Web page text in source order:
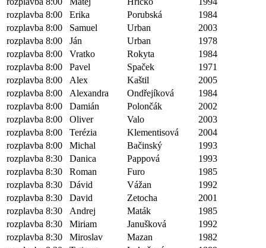
rozplavba 8:00
Erika Porubská
1984
rozplavba 8:00
Samuel Urban
2003
rozplavba 8:00
Ján Urban
1978
rozplavba 8:00
Vratko Rokyta
1984
rozplavba 8:00
Pavel Spaček
1971
rozplavba 8:00
Alex Kaštil
2005
rozplavba 8:00
Alexandra Ondřejíková
1984
rozplavba 8:00
Damián Polončák
2002
rozplavba 8:00
Oliver Valo
2003
rozplavba 8:00
Terézia Klementisová
2004
rozplavba 8:00
Michal Bačinský
1993
rozplavba 8:30
Danica Pappová
1993
rozplavba 8:30
Roman Furo
1985
rozplavba 8:30
Dávid Vážan
1992
rozplavba 8:30
David Zetocha
2001
rozplavba 8:30
Andrej Maták
1985
rozplavba 8:30
Miriam Janušková
1992
rozplavba 8:30
Miroslav Mazan
1982